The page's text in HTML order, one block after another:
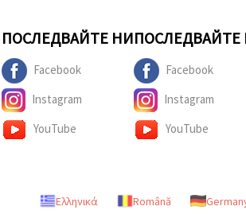
ПОСЛЕДВАЙТЕ НИ
Facebook
Instagram
YouTube
ПОСЛЕДВАЙТЕ
Facebook
Instagram
YouTube
Ελληνικά Română